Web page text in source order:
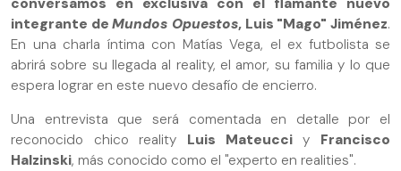
integrante deMundos Opuestos, Luis "Mago" Jiménez.
En una charla íntima con Matías Vega, el ex futbolista se
abrirá sobre su llegada al reality, el amor, su familia y lo que
espera lograr en este nuevo desafío de encierro.
Una entrevista que será comentada en detalle por el
reconocido chico reality Luis Mateucciy Francisco
Halzinski, más conocido como el "experto en realities".